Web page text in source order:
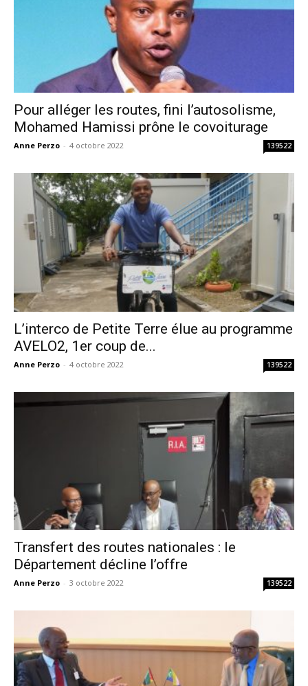
Pour alléger les routes, fini l’autosolisme,
Mohamed Hamissi prône le covoiturage
Anne Perzo - 4 octobre 2022 139522
L’interco de Petite Terre élue au programme
AVELO2, 1er coup de...
Anne Perzo - 4 octobre 2022 139522
Transfert des routes nationales : le
Département décline l’offre
Anne Perzo - 3 octobre 2022 139522